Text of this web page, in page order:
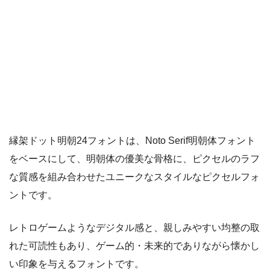
縁架ドット明朝24フォントは、Noto Serif明朝体フォント
をベースにして、明朝体の優美な骨格に、ピクセルのラフ
な質感を組み合わせたユニークなスタイルなピクセルフォ
ントです。
レトロゲームようなデジタル感と、親しみやすい均整の取
れた可読性もあり、ゲーム的・未来的でありながら懐かし
い印象を与えるフォントです。